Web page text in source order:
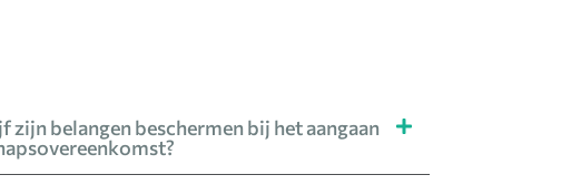
zijn belangen beschermen bij het aangaan